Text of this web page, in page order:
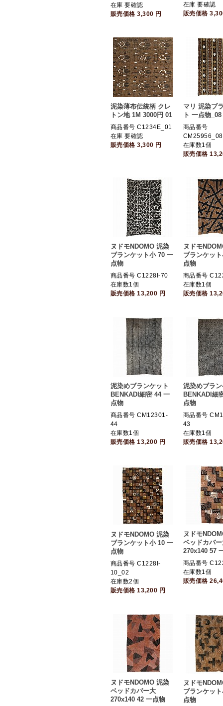
在庫 要確認
販売価格3,300 円
在庫 要確認
販売価格
泥染薄布伝統柄 クレ
トン地 1M 3000円 01
商品番号 C1234E_01
在庫 要確認
販売価格3,300 円
マリ 泥染ブ
ト 一点物_08
商品番号
CM25956_08
在庫数1個
販売価格
ヌドモNDOMO 泥染
ブランケット小 70 一
点物
商品番号 C1228I-70
在庫数1個
販売価格13,200 円
ヌドモ
ブランケッ
点物
商品番号
在庫数1個
販売価格
泥染めブランケット
BENKADI細密 44 一
点物
商品番号 CM12301-
44
在庫数1個
販売価格13,200 円
泥染めブラ
BENKADI細
点物
商品番号
43
在庫数1個
販売価格
ヌドモNDOMO 泥染
ブランケット小 10 一
点物
商品番号 C1228I-
10_02
在庫数2個
販売価格13,200 円
ヌドモ
ベッドカバ
270x140 57
商品番号
在庫数1個
販売価格
ヌドモNDOMO 泥染
ベッドカバー大
270x140 42 一点物
ヌドモ
ブランケッ
点物